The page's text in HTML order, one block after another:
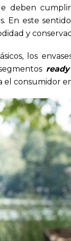
deben
En este
y
los
consumidor